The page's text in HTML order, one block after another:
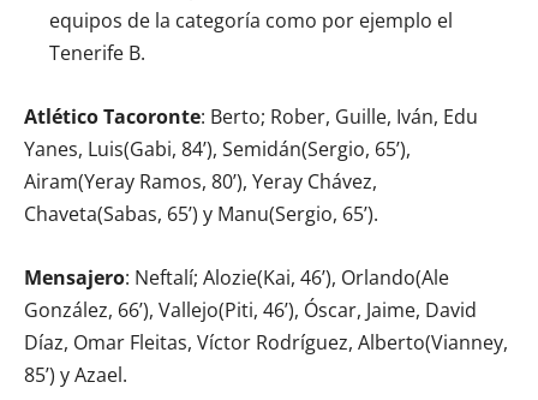
equipos de la categoría como por ejemplo el
Tenerife B.
Atlético Tacoronte: Berto; Rober, Guille, Iván, Edu
Yanes, Luis(Gabi, 84’), Semidán(Sergio, 65’),
Airam(Yeray Ramos, 80’), Yeray Chávez,
Chaveta(Sabas, 65’) y Manu(Sergio, 65’).
Mensajero: Neftalí; Alozie(Kai, 46’), Orlando(Ale
González, 66’), Vallejo(Piti, 46’), Óscar, Jaime, David
Díaz, Omar Fleitas, Víctor Rodríguez, Alberto(Vianney,
85’) y Azael.